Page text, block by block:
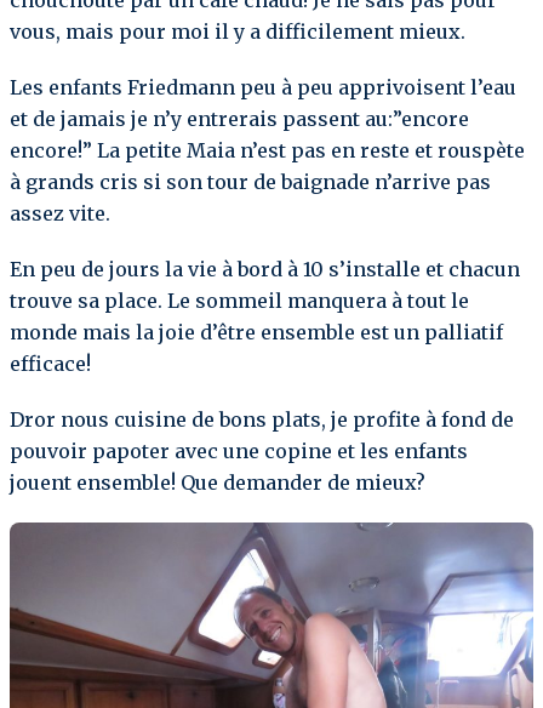
vous, mais pour moi il y a difficilement mieux.
Les enfants Friedmann peu à peu apprivoisent l’eau
et de jamais je n’y entrerais passent au:”encore
encore!” La petite Maia n’est pas en reste et rouspète
à grands cris si son tour de baignade n’arrive pas
assez vite.
En peu de jours la vie à bord à 10 s’installe et chacun
trouve sa place. Le sommeil manquera à tout le
monde mais la joie d’être ensemble est un palliatif
efficace!
Dror nous cuisine de bons plats, je profite à fond de
pouvoir papoter avec une copine et les enfants
jouent ensemble! Que demander de mieux?